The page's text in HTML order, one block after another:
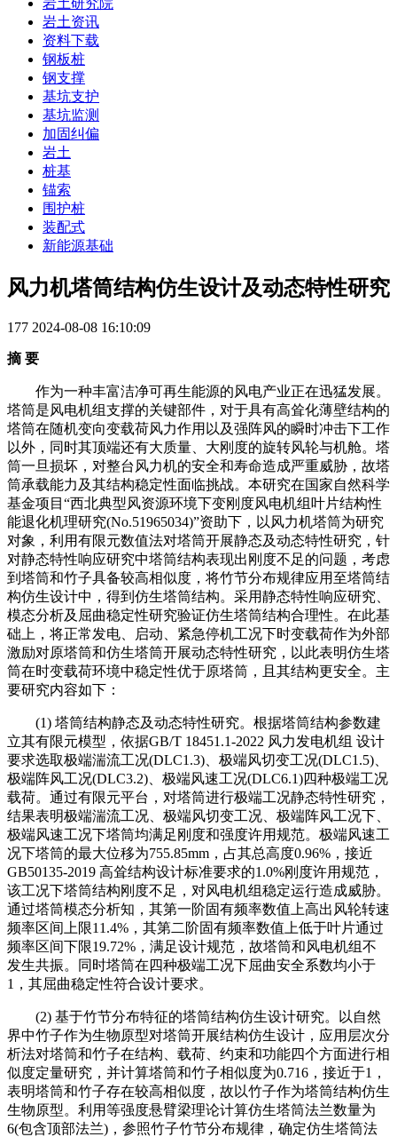
岩土研究院
岩土资讯
资料下载
钢板桩
钢支撑
基坑支护
基坑监测
加固纠偏
岩土
桩基
锚索
围护桩
装配式
新能源基础
风力机塔筒结构仿生设计及动态特性研究
177 2024-08-08 16:10:09
摘 要
作为一种丰富洁净可再生能源的风电产业正在迅猛发展。
塔筒是风电机组支撑的关键部件，对于具有高耸化薄壁结构的
塔筒在随机变向变载荷风力作用以及强阵风的瞬时冲击下工作
以外，同时其顶端还有大质量、大刚度的旋转风轮与机舱。塔
筒一旦损坏，对整台风力机的安全和寿命造成严重威胁，故塔
筒承载能力及其结构稳定性面临挑战。本研究在国家自然科学
基金项目“西北典型风资源环境下变刚度风电机组叶片结构性
能退化机理研究(No.51965034)”资助下，以风力机塔筒为研究
对象，利用有限元数值法对塔筒开展静态及动态特性研究，针
对静态特性响应研究中塔筒结构表现出刚度不足的问题，考虑
到塔筒和竹子具备较高相似度，将竹节分布规律应用至塔筒结
构仿生设计中，得到仿生塔筒结构。采用静态特性响应研究、
模态分析及屈曲稳定性研究验证仿生塔筒结构合理性。在此基
础上，将正常发电、启动、紧急停机工况下时变载荷作为外部
激励对原塔筒和仿生塔筒开展动态特性研究，以此表明仿生塔
筒在时变载荷环境中稳定性优于原塔筒，且其结构更安全。主
要研究内容如下：
(1) 塔筒结构静态及动态特性研究。根据塔筒结构参数建
立其有限元模型，依据GB/T 18451.1-2022 风力发电机组 设计
要求选取极端湍流工况(DLC1.3)、极端风切变工况(DLC1.5)、
极端阵风工况(DLC3.2)、极端风速工况(DLC6.1)四种极端工况
载荷。通过有限元平台，对塔筒进行极端工况静态特性研究，
结果表明极端湍流工况、极端风切变工况、极端阵风工况下、
极端风速工况下塔筒均满足刚度和强度许用规范。极端风速工
况下塔筒的最大位移为755.85mm，占其总高度0.96%，接近
GB50135-2019 高耸结构设计标准要求的1.0%刚度许用规范，
该工况下塔筒结构刚度不足，对风电机组稳定运行造成威胁。
通过塔筒模态分析知，其第一阶固有频率数值上高出风轮转速
频率区间上限11.4%，其第二阶固有频率数值上低于叶片通过
频率区间下限19.72%，满足设计规范，故塔筒和风电机组不
发生共振。同时塔筒在四种极端工况下屈曲安全系数均小于
1，其屈曲稳定性符合设计要求。
(2) 基于竹节分布特征的塔筒结构仿生设计研究。以自然
界中竹子作为生物原型对塔筒开展结构仿生设计，应用层次分
析法对塔筒和竹子在结构、载荷、约束和功能四个方面进行相
似度定量研究，并计算塔筒和竹子相似度为0.716，接近于1，
表明塔筒和竹子存在较高相似度，故以竹子作为塔筒结构仿生
生物原型。利用等强度悬臂梁理论计算仿生塔筒法兰数量为
6(包含顶部法兰)，参照竹子竹节分布规律，确定仿生塔筒法